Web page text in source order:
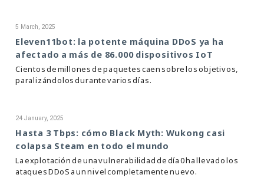
5 March, 2025
Eleven11bot: la potente máquina DDoS ya ha
afectado a más de 86.000 dispositivos IoT
Cientos de millones de paquetes caen sobre los objetivos,
paralizándolos durante varios días.
24 January, 2025
Hasta 3 Tbps: cómo Black Myth: Wukong casi
colapsa Steam en todo el mundo
La explotación de una vulnerabilidad de día 0 ha llevado los
ataques DDoS a un nivel completamente nuevo.